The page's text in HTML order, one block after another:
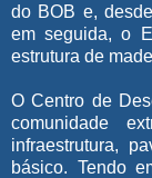
do BOB e,
em seguida, o
estrutura de
O Centro de
comunidade
infraestrutura,
básico. Tendo